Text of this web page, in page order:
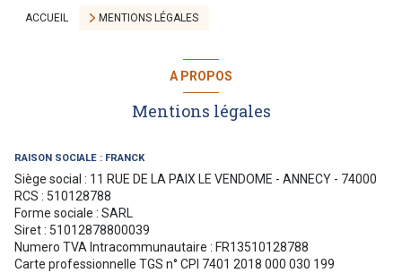
ACCUEIL MENTIONS LÉGALES
A PROPOS
Mentions légales
RAISON SOCIALE : FRANCK
Siège social : 11 RUE DE LA PAIX LE VENDOME - ANNECY - 74000
RCS : 510128788
Forme sociale : SARL
Siret : 51012878800039
Numero TVA Intracommunautaire : FR13510128788
Carte professionnelle TGS n° CPI 7401 2018 000 030 199